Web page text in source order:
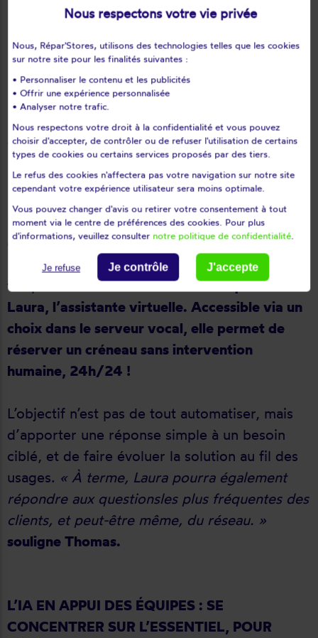
contraints de fermer le siège une semaine
l’été. Mais cette fermeture tombait mal pour
les franchisés situés en zones touristiques, car
c’est précisément le moment où les
propriétaires de résidences secondaires sont
disponibles. La demande existe, mais le
service n’était pas aligné. »
Si la prise de rendez-vous en ligne était déjà
en place, elle ne répondait pas aux usages de
nombreux clients, encore très attachés au
téléphone.
C’est dans ce contexte qu’est née
Laura, l’assistante virtuelle. Accessible via un
choix dans le serveur vocal, elle permet de
réserver un créneau sans intervention
humaine, 24h/24 !
L’objectif n’est pas de tout automatiser, mais
d’apporter une réponse simple à un besoin
ciblé, et de faire évoluer la solution au fil des
usages. « À terme, Laura pourra également
répondre aux questionsles plus fréquentes des
clients, et peut-être même, du réseau. »
souligne Thomas.
L’IA EN APPUI DES ÉQUIPES : SE
CONCENTRER SUR L’ESSENTIEL, POUR
Nous respectons votre vie privée
Nous, Répar'Stores, utilisons des technologies telles que les cookies
sur notre site pour les finalités suivantes :
• Personnaliser le contenu et les publicités
• Offrir une expérience personnalisée
• Analyser notre trafic.
Nous respectons votre droit à la confidentialité et vous pouvez
choisir d'accepter, de contrôler ou de refuser l'utilisation de certains
types de cookies ou certains services proposés par des tiers.
Le refus des cookies n'affectera pas votre navigation sur notre site
cependant votre expérience utilisateur sera moins optimale.
Vous pouvez changer d'avis ou retirer votre consentement à tout
moment via le centre de préférences des cookies. Pour plus
d'informations, veuillez consulter notre politique de confidentialité.
Je refuse Je contrôle J'accepte